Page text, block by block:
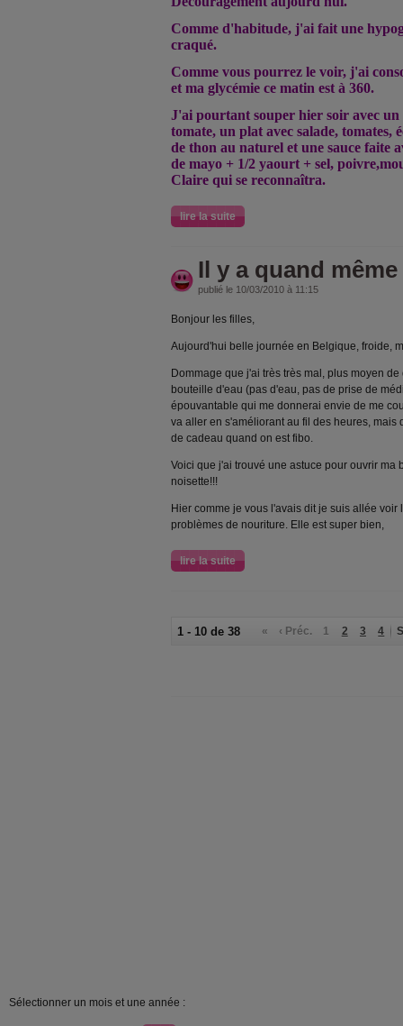
Comme d'habitude, j'ai fait une
craqué.
Comme vous pourrez le voir, j'ai
et ma glycémie ce matin est à 360.
J'ai pourtant souper hier soir avec un
tomate, un plat avec salade, tomates,
de thon au naturel et une sauce faite
de mayo + 1/2 yaourt + sel,
Claire qui se reconnaîtra.
lire la suite
Il y a quand
publié le 10/03/2010 à 11:15
Bonjour les filles,
Aujourd'hui belle journée en Belgique, froide,
Dommage que j'ai très très mal, plus moyen
bouteille d'eau (pas d'eau, pas de prise de
épouvantable qui me donnerai envie de me
va aller en s'améliorant au fil des heures, mais
de cadeau quand on est fibo.
Voici que j'ai trouvé une astuce pour ouvrir ma
noisette!!!
Hier comme je vous l'avais dit je suis allée
problèmes de nouriture. Elle est super bien,
lire la suite
1 - 10 de 38 « ‹ Préc. 1 2 3 4
Sélectionner un mois et une année :